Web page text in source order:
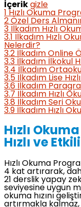
İçerik gizle
Hızlı Okuma
2 Özel Ders
3
İlkadım Hızlı
3.1
İlkadım Hızlı
Nelerdir?
3.2
İlkadım Online
3.3
İlkadım İlkokul
3.4
İlkadım
3.5
İlkadım Lise
3.6
İlkadım
3.7
İlkadım Hızlı
3.8
İlkadım Seri
3.9
İlkadım Hızlı
Hızlı
Hızlı ve
Hızlı Okuma
4 kat artırarak,
21 derslik yapay
seviyesine uygun
okuma hızını
artırmakla